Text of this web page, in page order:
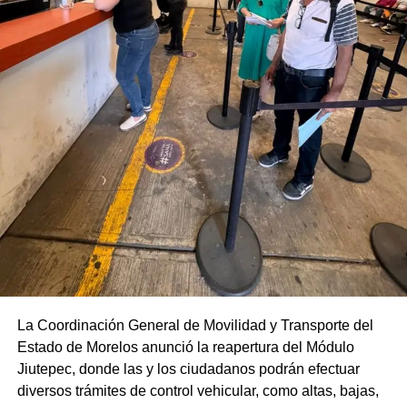
La Coordinación General de Movilidad y Transporte del
Estado de Morelos anunció la reapertura del Módulo
Jiutepec, donde las y los ciudadanos podrán efectuar
diversos trámites de control vehicular, como altas, bajas,